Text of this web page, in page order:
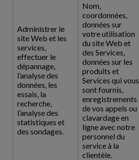
Administrer le
site Web et les
services,
effectuer le
dépannage,
l’analyse des
données, les
essais, la
recherche,
l’analyse des
statistiques et
des sondages.
Nom,
coordonnées,
données sur
votre utilisation
du site Web et
des Services,
données sur les
produits et
Services qui vous
sont fournis,
enregistrements
de vos appels ou
clavardage en
ligne avec notre
personnel du
service à la
clientèle.